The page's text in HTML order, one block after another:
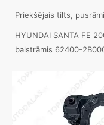
Priekšējais tilts,
HYUNDAI SANTA FE
balstrāmis 62400-